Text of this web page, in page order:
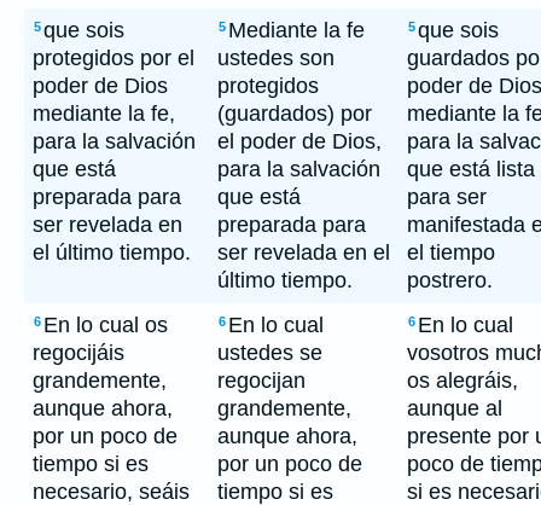
5que sois
protegidos por el
poder de Dios
mediante la fe,
para la salvación
que está
preparada para
ser revelada en
el último tiempo.
5 Mediante la fe
ustedes son
protegidos
(guardados) por
el poder de Dios,
para la salvación
que está
preparada para
ser revelada en el
último tiempo.
5que sois
guardados
poder de Dios
mediante la
para la
que está lista
para ser
manifestada
el tiempo
postrero.
6 En lo cual os
regocijáis
grandemente,
aunque ahora,
por un poco de
tiempo si es
necesario, seáis
6 En lo cual
ustedes se
regocijan
grandemente,
aunque ahora,
por un poco de
tiempo si es
6 En lo cual
vosotros
os alegráis,
aunque al
presente por
poco de
si es